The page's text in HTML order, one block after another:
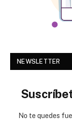
NEWSLETTER
No te quedes